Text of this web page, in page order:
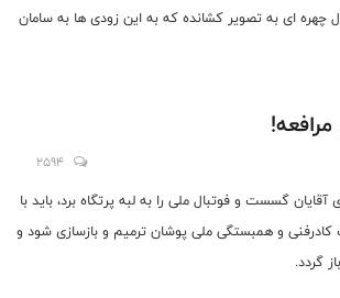
چهره ای به تصویر کشانده که به این زودی ها به سامان
2594
آقایان گسست و فوتبال ملی را به لبه پرتگاه برد، باید با
کادرفنی و همبستگی ملی پوشان ترمیم و بازسازی شود و
گردد.